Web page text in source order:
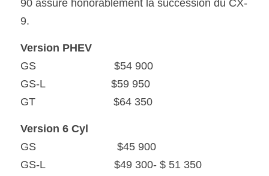
90 assure honorablement la succession du CX-
9.
Version PHEV
GS                          $54 900
GS-L                      $59 950
GT                          $64 350
Version 6 Cyl
GS                           $45 900
GS-L                       $49 300- $ 51 350